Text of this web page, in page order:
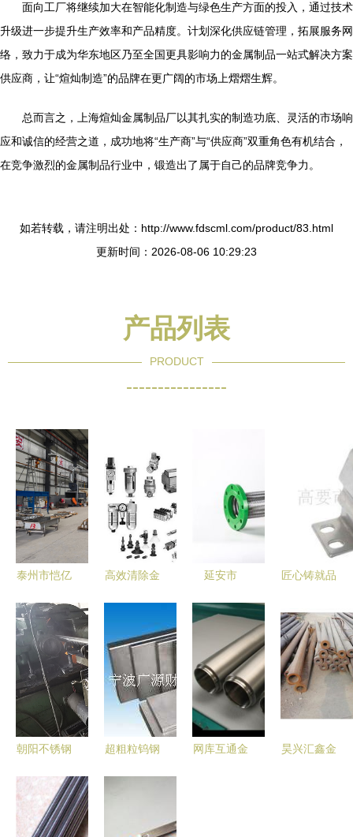
面向工厂将继续加大在智能化制造与绿色生产方面的投入，通过技术
升级进一步提升生产效率和产品精度。计划深化供应链管理，拓展服务网
络，致力于成为华东地区乃至全国更具影响力的金属制品一站式解决方案
供应商，让“煊灿制造”的品牌在更广阔的市场上熠熠生辉。
总而言之，上海煊灿金属制品厂以其扎实的制造功底、灵活的市场响
应和诚信的经营之道，成功地将“生产商”与“供应商”双重角色有机结合，
在竞争激烈的金属制品行业中，锻造出了属于自己的品牌竞争力。
如若转载，请注明出处：http://www.fdscml.com/product/83.html
更新时间：2026-08-06 10:29:23
产品列表
PRODUCT
----------------
泰州市恺亿
品质与创新
并驱的金属
制品行业典
范
高效清除金
解析
延安市
不锈钢波纹
金属软管
产品选集
匠心铸就品
金安达金属
制品厂的发
展之路
朝阳不锈钢
久而精密的
高光谱金属
超粗粒钨钢
网库互通金
昊兴汇鑫金